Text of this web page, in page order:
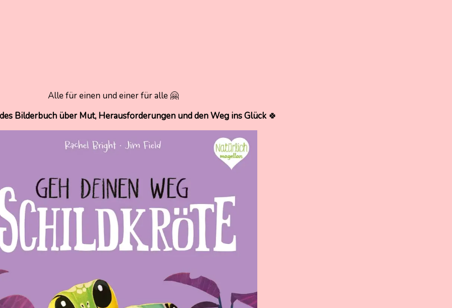
Alle für einen und einer für alle 🤗
Bilderbuch über Mut, Herausforderungen und den Weg ins Glück 🍀